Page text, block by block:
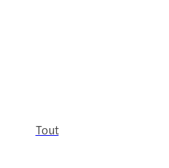
Tout